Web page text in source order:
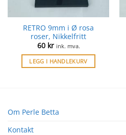
RETRO 9mm i Ø rosa
roser, Nikkelfritt
60 kr ink. mva.
LEGG I HANDLEKURV
Om Perle Betta
Kontakt